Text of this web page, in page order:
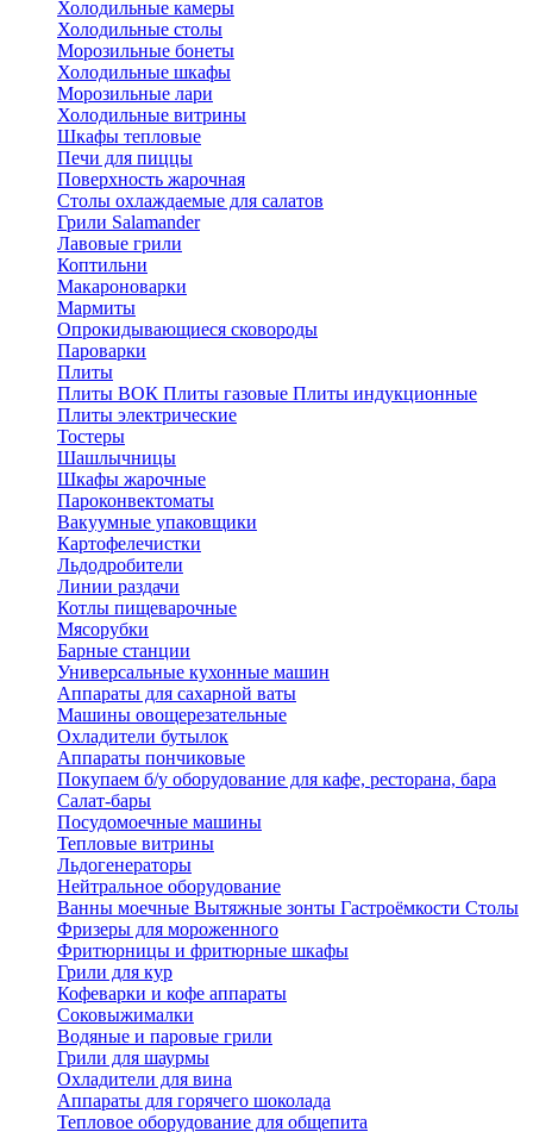
Холодильные камеры
Холодильные столы
Морозильные бонеты
Холодильные шкафы
Морозильные лари
Холодильные витрины
Шкафы тепловые
Печи для пиццы
Поверхность жарочная
Столы охлаждаемые для салатов
Грили Salamander
Лавовые грили
Коптильни
Макароноварки
Мармиты
Опрокидывающиеся сковороды
Пароварки
Плиты
Плиты ВОК Плиты газовые Плиты индукционные
Плиты электричеcкие
Тостеры
Шашлычницы
Шкафы жарочные
Пароконвектоматы
Вакуумные упаковщики
Картофелечистки
Льдодробители
Линии раздачи
Котлы пищеварочные
Мясорубки
Барные станции
Универсальные кухонные машин
Аппараты для сахарной ваты
Машины овощерезательные
Охладители бутылок
Аппараты пончиковые
Покупаем б/у оборудование для кафе, ресторана, бара
Салат-бары
Посудомоечные машины
Тепловые витрины
Льдогенераторы
Нейтральное оборудование
Ванны моечные Вытяжные зонты Гастроёмкости Столы
Фризеры для мороженного
Фритюрницы и фритюрные шкафы
Грили для кур
Кофеварки и кофе аппараты
Соковыжималки
Водяные и паровые грили
Грили для шаурмы
Охладители для вина
Аппараты для горячего шоколада
Тепловое оборудование для общепита